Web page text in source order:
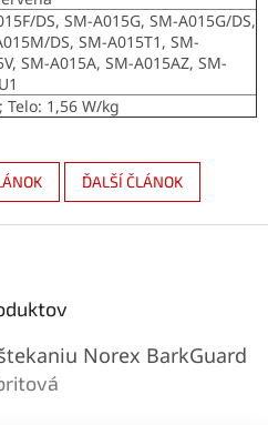
DS, SM-A015G, SM-A015G/DS,
DS, SM-A015T1, SM-
SM-A015A, SM-A015AZ, SM-
Telo: 1,56 W/kg
ĎALŠÍ ČLÁNOK
Norex BarkGuard
je 5 z 5 hviezdičiek.